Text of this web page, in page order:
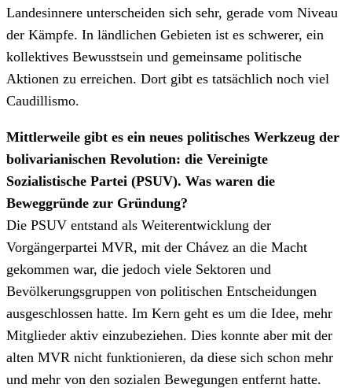
Landesinnere unterscheiden sich sehr, gerade vom Niveau
der Kämpfe. In ländlichen Gebieten ist es schwerer, ein
kollektives Bewusstsein und gemeinsame politische
Aktionen zu erreichen. Dort gibt es tatsächlich noch viel
Caudillismo.
Mittlerweile gibt es ein neues politisches Werkzeug der
bolivarianischen Revolution: die Vereinigte
Sozialistische Partei (PSUV). Was waren die
Beweggründe zur Gründung?
Die PSUV entstand als Weiterentwicklung der
Vorgängerpartei MVR, mit der Chávez an die Macht
gekommen war, die jedoch viele Sektoren und
Bevölkerungsgruppen von politischen Entscheidungen
ausgeschlossen hatte. Im Kern geht es um die Idee, mehr
Mitglieder aktiv einzubeziehen. Dies konnte aber mit der
alten MVR nicht funktionieren, da diese sich schon mehr
und mehr von den sozialen Bewegungen entfernt hatte.